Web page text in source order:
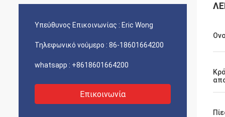
Υπεύθυνος Επικοινωνίας : Eric Wong
Τηλεφωνικό νούμερο : 86-18601664200
whatsapp : +8618601664200
Επικοινωνία